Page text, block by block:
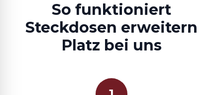
So funktioniert
Steckdosen erweitern
Platz bei uns